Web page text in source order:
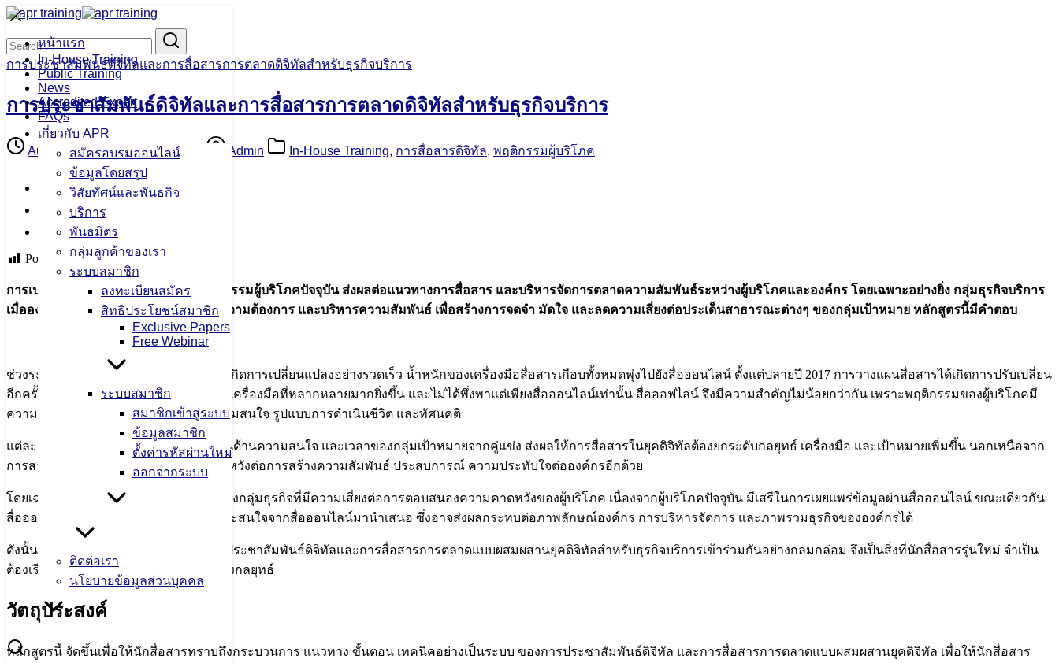
Skip
contentหน้าแรก
In-House Training
Public Training
News
Accredited Expert
FAQs
เกี่ยวกับ APR
สมัครอบรมออนไลน์
ข้อมูลโดยสรุป
วิสัยทัศน์และพันธกิจ
บริการ
พันธมิตร
กลุ่มลูกค้าของเรา
ระบบสมาชิก
ลงทะเบียนสมัคร
สิทธิประโยชน์สมาชิก
Exclusive Papers
Free Webinar
ระบบสมาชิก
สมาชิกเข้าสู่ระบบ
ข้อมูลสมาชิก
ตั้งค่ารหัสผ่านใหม่
ออกจากระบบ
ติดต่อเรา
นโยบายข้อมูลส่วนบุคคล
for:
การประชาสัมพันธ์ดิจิทัลและการสื่อสารการตลาดดิจิทัลสำหรับธุรกิจบริการ
การประชาสัมพันธ์ดิจิทัลและการสื่อสารการตลาดดิจิทัลสำหรับธุรกิจบริการ
August 1, 2022August 29, 2022 Admin In-House Training, การสื่อสารดิจิทัล, พฤติกรรมผู้บริโภค
Facebook
Twitter
Line
Post Views: 126
การเปลี่ยนแปลงของเทคโนโลยีและพฤติกรรมผู้บริโภคปัจจุบัน ส่งผลต่อแนวทางการสื่อสาร และบริหารจัดการตลาดความสัมพันธ์ระหว่างผู้บริโภคและองค์กร โดยเฉพาะอย่างยิ่ง กลุ่มธุรกิจบริการ
เมื่อองค์กรต้องตอบโจทย์ทั้งภาพลักษณ์ ความต้องการ และบริหารความสัมพันธ์ เพื่อสร้างการจดจำ มัดใจ และลดความเสี่ยงต่อประเด็นสาธารณะต่างๆ ของกลุ่มเป้าหมาย หลักสูตรนี้มีคำตอบ
ช่วงระยะเวลา 3 ปีที่ผ่านมา วงการสื่อสารเกิดการเปลี่ยนแปลงอย่างรวดเร็ว น้ำหนักของเครื่องมือสื่อสารเกือบทั้งหมดพุ่งไปยังสื่อออนไลน์ ตั้งแต่ปลายปี 2017 การวางแผนสื่อสารได้เกิดการปรับเปลี่ยน
อีกครั้ง อย่างเห็นได้ชัด ด้วยการผสมผสานเครื่องมือที่หลากหลายมากยิ่งขึ้น และไม่ได้พึ่งพาแต่เพียงสื่อออนไลน์เท่านั้น สื่อออฟไลน์ จึงมีความสำคัญไม่น้อยกว่ากัน เพราะพฤติกรรมของผู้บริโภคมี
ความหลากหลายและแตกต่างกันตามความสนใจ รูปแบบการดำเนินชีวิต และทัศนคติ
แต่ละแบรนด์ต่างต้องแข่งขัน ช่วงชิง ทั้งในด้านความสนใจ และเวลาของกลุ่มเป้าหมายจากคู่แข่ง ส่งผลให้การสื่อสารในยุคดิจิทัลต้องยกระดับกลยุทธ์ เครื่องมือ และเป้าหมายเพิ่มขึ้น นอกเหนือจาก
การสร้างการรับรู้ ความสนใจแล้ว ยังคาดหวังต่อการสร้างความสัมพันธ์ ประสบการณ์ ความประทับใจต่อองค์กรอีกด้วย
โดยเฉพาะอย่างยิ่ง ธุรกิจบริการ เป็นอีกหนึ่งกลุ่มธุรกิจที่มีความเสี่ยงต่อการตอบสนองความคาดหวังของผู้บริโภค เนื่องจากผู้บริโภคปัจจุบัน มีเสรีในการเผยแพร่ข้อมูลผ่านสื่อออนไลน์ ขณะเดียวกัน
สื่อออฟไลน์ มักจะเลือกประเด็นที่สาธารณะสนใจจากสื่อออนไลน์มานำเสนอ ซึ่งอาจส่งผลกระทบต่อภาพลักษณ์องค์กร การบริหารจัดการ และภาพรวมธุรกิจขององค์กรได้
ดังนั้น การเรียนรู้แนวทางการพัฒนา การประชาสัมพันธ์ดิจิทัลและการสื่อสารการตลาดแบบผสมผสานยุคดิจิทัลสำหรับธุรกิจบริการเข้าร่วมกันอย่างกลมกล่อม จึงเป็นสิ่งที่นักสื่อสารรุ่นใหม่ จำเป็น
ต้องเรียนรู้ เพื่อเติบโตขึ้นเป็น นักสื่อสารเชิงกลยุทธ์
วัตถุประสงค์
หลักสูตรนี้ จัดขึ้นเพื่อให้นักสื่อสารทราบถึงกระบวนการ แนวทาง ขั้นตอน เทคนิคอย่างเป็นระบบ ของการประชาสัมพันธ์ดิจิทัล และการสื่อสารการตลาดแบบผสมผสานยุคดิจิทัล เพื่อให้นักสื่อสาร